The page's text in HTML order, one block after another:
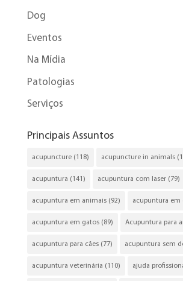
Dog
Eventos
Na Mídia
Patologias
Serviços
Principais Assuntos
acupuncture(118) acupuncture in animals
acupuntura (141) acupuntura com laser(79)
acupuntura em animais(92) acupuntura em
acupuntura em gatos(89) Acupuntura para
acupuntura para cães(77) acupuntura sem
acupuntura veterinária (110) ajuda